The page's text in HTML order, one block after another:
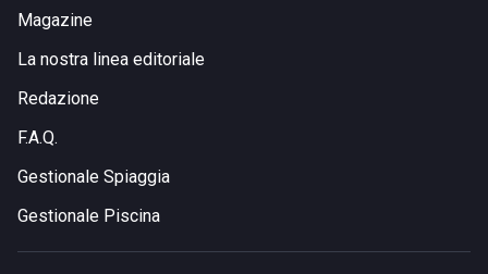
Magazine
La nostra linea editoriale
Redazione
F.A.Q.
Gestionale Spiaggia
Gestionale Piscina